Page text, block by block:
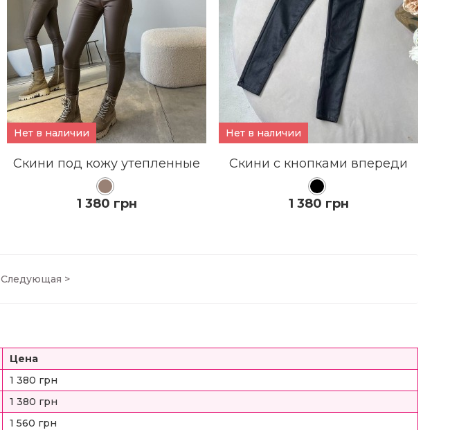
Нет в наличии
Скини под кожу утепленные
1 380 грн
Нет в наличии
Скини с кнопками впереди
1 380 грн
Следующая >
Цена
1 380 грн
1 380 грн
1 560 грн